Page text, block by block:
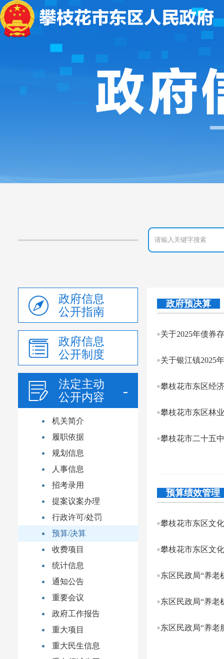
政府信息
公开指南
政府信息
公开制度
法定主动
公开内容
机关简介
履职依据
规划信息
人事信息
招考录用
提案议案办理
行政许可/处罚
预算/决算
收费项目
统计信息
通知公告
重要会议
政府工作报告
重大项目
重大民生信息
政府预决算
关于2025年债券
关于银江镇2025
攀枝花市东区经
攀枝花市东区林
攀枝花市二十五
预算绩效管理
攀枝花市东区文
攀枝花市东区文
东区民政局“养老
东区民政局“养老
东区民政局“养老